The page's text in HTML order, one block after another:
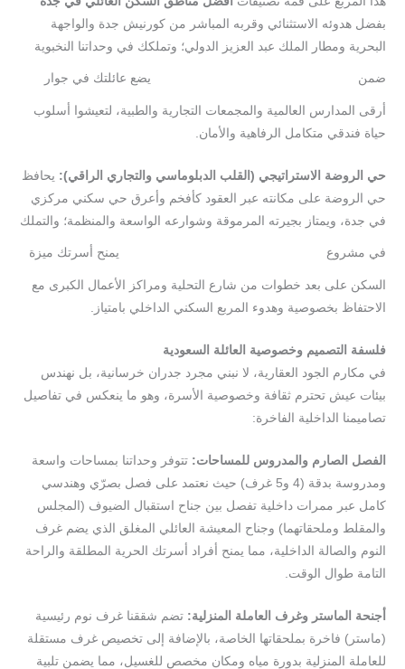
بفضل هدوئه الاستثنائي وقربه المباشر من كورنيش جدة والواجهة
البحرية ومطار الملك عبد العزيز الدولي؛ وتملكك في وحداتنا النخبوية
ضمن يضع عائلتك في جوار
أرقى المدارس العالمية والمجمعات التجارية والطبية، لتعيشوا أسلوب
حياة فندقي متكامل الرفاهية والأمان.
حي الروضة الاستراتيجي ( القلب الدبلوماسي والتجاري الراقي): يحافظ
حي الروضة على مكانته عبر العقود كأفخم وأعرق حي سكني مركزي
في جدة، ويمتاز بجيرته المرموقة وشوارعه الواسعة والمنظمة؛ والتملك
في مشروع يمنح أسرتك ميزة
السكن على بعد خطوات من شارع التحلية ومراكز الأعمال الكبرى مع
الاحتفاظ بخصوصية وهدوء المربع السكني الداخلي بامتياز.
فلسفة التصميم وخصوصية العائلة السعودية
في مكارم الجود العقارية، لا نبني مجرد جدران خرسانية، بل نهندس
بيئات عيش تحترم ثقافة وخصوصية الأسرة، وهو ما ينعكس في تفاصيل
تصاميمنا الداخلية الفاخرة:
الفصل الصارم والمدروس للمساحات: تتوفر وحداتنا بمساحات واسعة
ومدروسة بدقة (4 و5 غرف) حيث نعتمد على فصل بصرّي وهندسي
كامل عبر ممرات داخلية تفصل بين جناح استقبال الضيوف (المجلس
والمقلط وملحقاتهما) وجناح المعيشة العائلي المغلق الذي يضم غرف
النوم والصالة الداخلية، مما يمنح أفراد أسرتك الحرية المطلقة والراحة
التامة طوال الوقت.
أجنحة الماستر وغرف العاملة المنزلية: تضم شققنا غرف نوم رئيسية
(ماستر) فاخرة بملحقاتها الخاصة، بالإضافة إلى تخصيص غرف مستقلة
للعاملة المنزلية بدورة مياه ومكان مخصص للغسيل، مما يضمن تلبية